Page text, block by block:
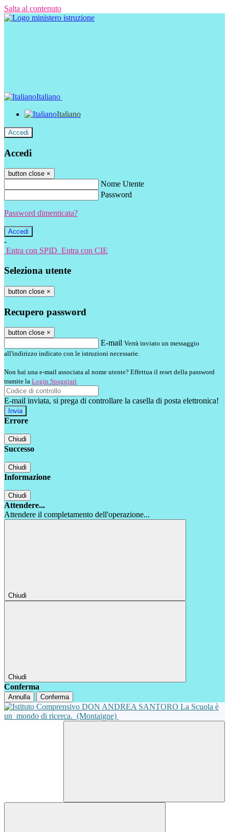
Salta al contenuto
Italiano
Italiano
Accedi
Accedi
button close ×
Nome Utente
Password
Password dimenticata?
-
Entra con SPID Entra con CIE
Seleziona utente
button close ×
Recupero password
button close ×
E-mail Verrà inviato un messaggio
all'indirizzo indicato con le istruzioni necessarie.
Non hai una e-mail associata al nome utente? Effettua il reset della password
tramite la Login Spaggiari
E-mail inviata, si prega di controllare la casella di posta elettronica!
Errore
Chiudi
Successo
Chiudi
Informazione
Chiudi
Attendere...
Attendere il completamento dell'operazione...
Chiudi
Chiudi
Conferma
Annulla Conferma
La Scuola è
un mondo di ricerca. (Montaigne)